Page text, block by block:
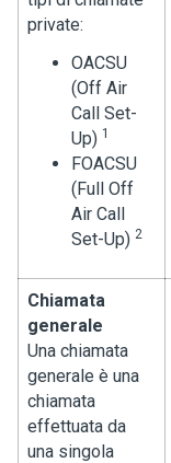
private:
OACSU
(Off Air
Call Set-
Up) 1
FOACSU
(Full Off
Air Call
Set-Up) 2
Chiamata
generale
Una chiamata
generale è una
chiamata
effettuata da
una singola